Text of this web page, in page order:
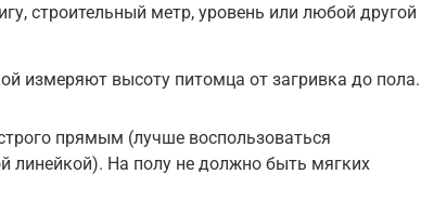
строительный метр, уровень или любой другой
измеряют высоту питомца от загривка до пола.
прямым (лучше воспользоваться
линейкой). На полу не должно быть мягких